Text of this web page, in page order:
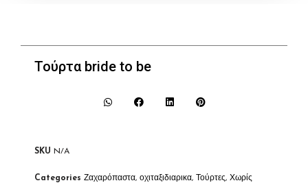
Τούρτα bride to be
SKU N/A
Categories Ζαχαρόπαστα, οχιταξιδιαρικα, Τούρτες, Χωρίς